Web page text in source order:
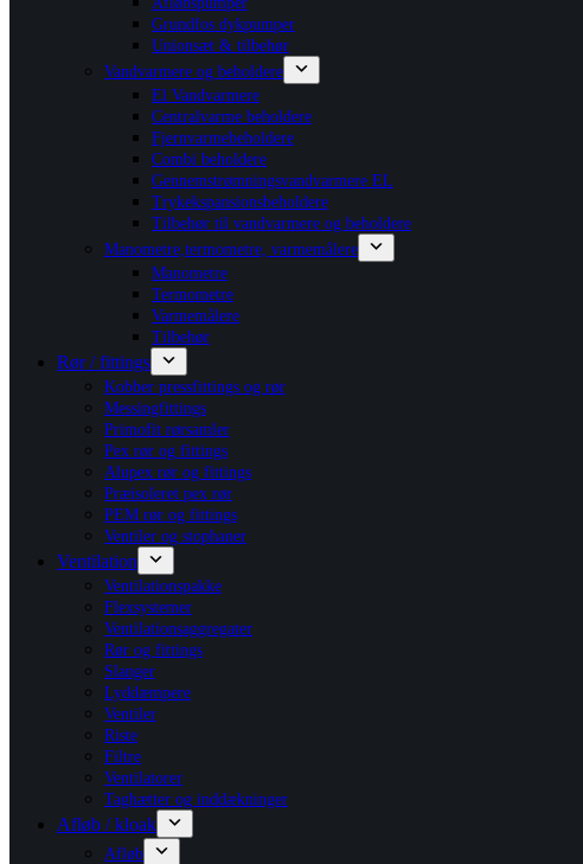
Grundfos dykpumper
Unionsæt & tilbehør
Vandvarmere og beholdere
El Vandvarmere
Centralvarme beholdere
Fjernvarmebeholdere
Combi beholdere
Gennemstrømningsvandvarmere EL
Trykekspansionsbeholdere
Tilbehør til vandvarmere og beholdere
Manometre,termometre, varmemålere
Manometre
Termometre
Varmemålere
Tilbehør
Rør / fittings
Kobber pressfittings og rør
Messingfittings
Primofit rørsamler
Pex rør og fittings
Alupex rør og fittings
Præisoleret pex rør
PEM rør og fittings
Ventiler og stophaner
Ventilation
Ventilationspakke
Flexsystemer
Ventilationsaggregater
Rør og fittings
Slanger
Lyddæmpere
Ventiler
Riste
Filtre
Ventilatorer
Taghætter og inddækninger
Afløb / kloak
Afløb